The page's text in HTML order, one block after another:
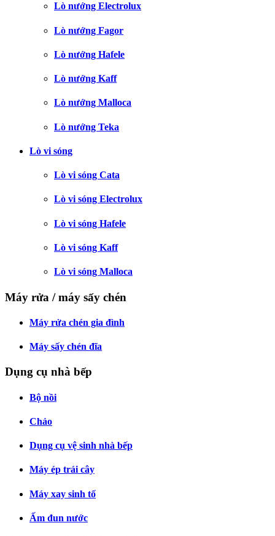
Lò nướng Electrolux
Lò nướng Fagor
Lò nướng Hafele
Lò nướng Kaff
Lò nướng Malloca
Lò nướng Teka
Lò vi sóng
Lò vi sóng Cata
Lò vi sóng Electrolux
Lò vi sóng Hafele
Lò vi sóng Kaff
Lò vi sóng Malloca
Máy rửa / máy sấy chén
Máy rửa chén gia đình
Máy sấy chén đĩa
Dụng cụ nhà bếp
Bộ nồi
Chảo
Dụng cụ vệ sinh nhà bếp
Máy ép trái cây
Máy xay sinh tố
Ấm đun nước